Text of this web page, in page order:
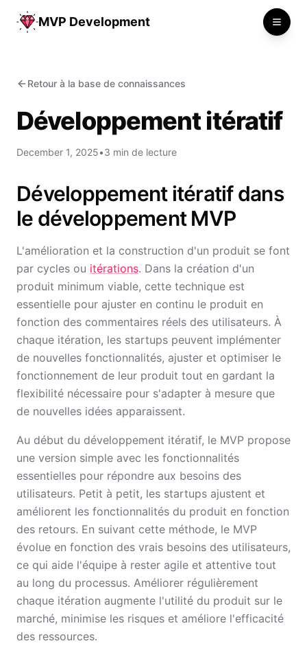
MVP Development
Retour à la base de connaissances
Développement itératif
December 1, 2025•3 min de lecture
Développement itératif dans
le développement MVP
L'amélioration et la construction d'un produit se font
par cycles ou itérations. Dans la création d'un
produit minimum viable, cette technique est
essentielle pour ajuster en continu le produit en
fonction des commentaires réels des utilisateurs. À
chaque itération, les startups peuvent implémenter
de nouvelles fonctionnalités, ajuster et optimiser le
fonctionnement de leur produit tout en gardant la
flexibilité nécessaire pour s'adapter à mesure que
de nouvelles idées apparaissent.
Au début du développement itératif, le MVP propose
une version simple avec les fonctionnalités
essentielles pour répondre aux besoins des
utilisateurs. Petit à petit, les startups ajustent et
améliorent les fonctionnalités du produit en fonction
des retours. En suivant cette méthode, le MVP
évolue en fonction des vrais besoins des utilisateurs,
ce qui aide l'équipe à rester agile et attentive tout
au long du processus. Améliorer régulièrement
chaque itération augmente l'utilité du produit sur le
marché, minimise les risques et améliore l'efficacité
des ressources.